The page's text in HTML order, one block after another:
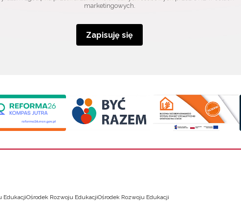
marketingowych.
Zapisuję się
EdukacjiOśrodek Rozwoju EdukacjiOśrodek Rozwoju Edukacji